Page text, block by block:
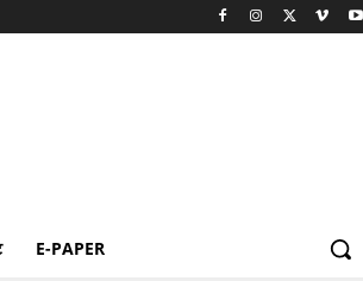
E-PAPER